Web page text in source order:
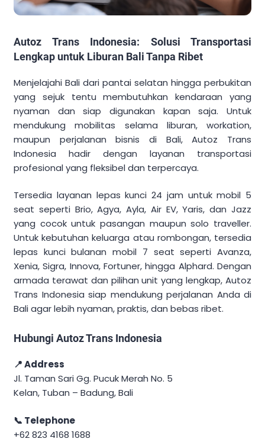
Autoz Trans Indonesia: Solusi Transportasi
Lengkap untuk Liburan Bali Tanpa Ribet
Menjelajahi Bali dari pantai selatan hingga perbukitan
yang sejuk tentu membutuhkan kendaraan yang
nyaman dan siap digunakan kapan saja. Untuk
mendukung mobilitas selama liburan, workation,
maupun perjalanan bisnis di Bali, Autoz Trans
Indonesia hadir dengan layanan transportasi
profesional yang fleksibel dan terpercaya.
Tersedia layanan lepas kunci 24 jam untuk mobil 5
seat seperti Brio, Agya, Ayla, Air EV, Yaris, dan Jazz
yang cocok untuk pasangan maupun solo traveller.
Untuk kebutuhan keluarga atau rombongan, tersedia
lepas kunci bulanan mobil 7 seat seperti Avanza,
Xenia, Sigra, Innova, Fortuner, hingga Alphard. Dengan
armada terawat dan pilihan unit yang lengkap, Autoz
Trans Indonesia siap mendukung perjalanan Anda di
Bali agar lebih nyaman, praktis, dan bebas ribet.
Hubungi Autoz Trans Indonesia
📍 Address
Jl. Taman Sari Gg. Pucuk Merah No. 5
Kelan, Tuban – Badung, Bali
📞 Telephone
+62 823 4168 1688